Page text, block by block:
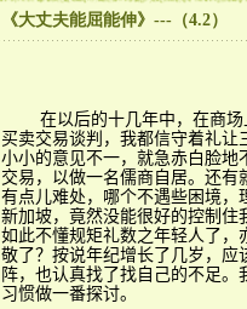
《大丈夫能屈能伸》---（4.2）
在以后的十几年中，在商场上
买卖交易谈判，我都信守着礼
小小的意见不一，就急赤白脸地
交易，以做一名儒商自居。还
有点儿难处，哪个不遇些困境，
新加坡，竟然没能很好的控制住
如此不懂规矩礼数之年轻人了，
敬了？按说年纪增长了几岁，应
阵，也认真找了找自己的不足
习惯做一番探讨。